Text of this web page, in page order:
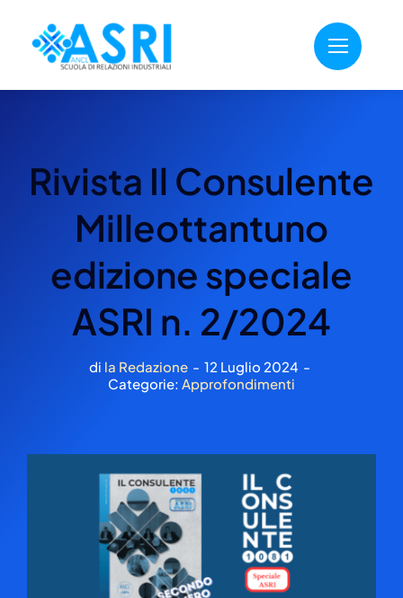
contenuto
Rivista Il Consulente
Milleottantuno
edizione speciale
ASRI n. 2/2024
di la Redazione - 12 Luglio 2024 -
Categorie: Approfondimenti